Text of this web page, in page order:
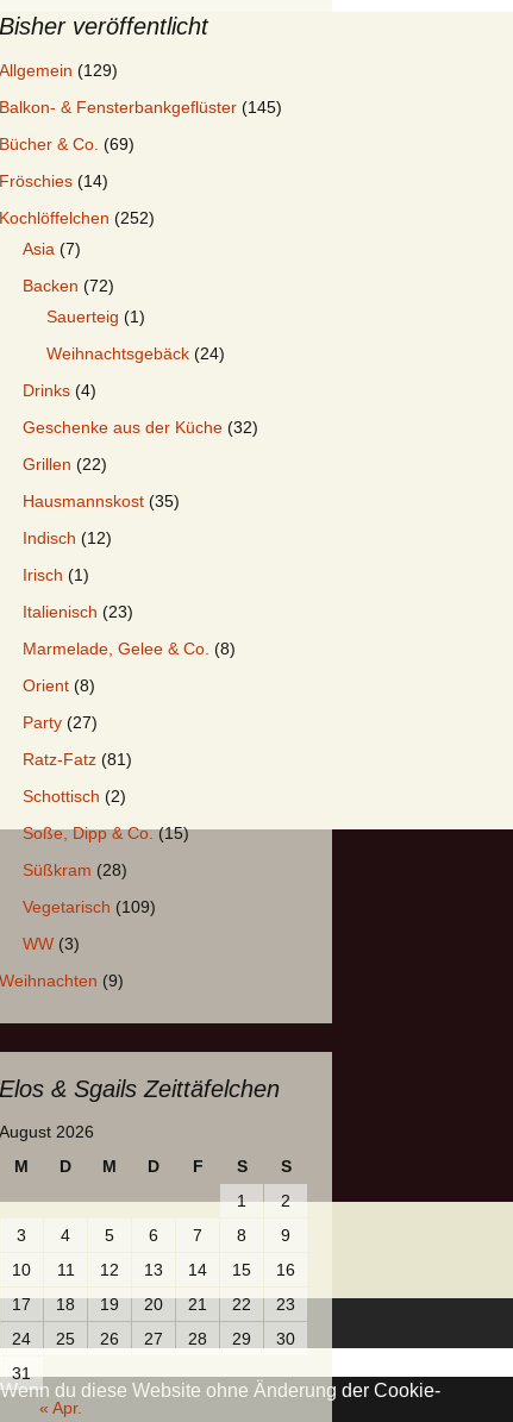
Bisher veröffentlicht
Allgemein (129)
Balkon- & Fensterbankgeflüster (145)
Bücher & Co. (69)
Fröschies (14)
Kochlöffelchen (252)
Asia (7)
Backen (72)
Sauerteig (1)
Weihnachtsgebäck (24)
Drinks (4)
Geschenke aus der Küche (32)
Grillen (22)
Hausmannskost (35)
Indisch (12)
Irisch (1)
Italienisch (23)
Marmelade, Gelee & Co. (8)
Orient (8)
Party (27)
Ratz-Fatz (81)
Schottisch (2)
Soße, Dipp & Co.(15)
Süßkram (28)
Vegetarisch (109)
WW (3)
Weihnachten (9)
Elos & Sgails Zeittäfelchen
August 2026
M
D M D F S
S
1
2
3
4 5 6 7 8
9
10
11 12 13 14 15
16
17
18 19 20 21 22
23
24
25 26 27 28 29
30
31
« Apr.
du diese Website ohne Änderung der Cookie-